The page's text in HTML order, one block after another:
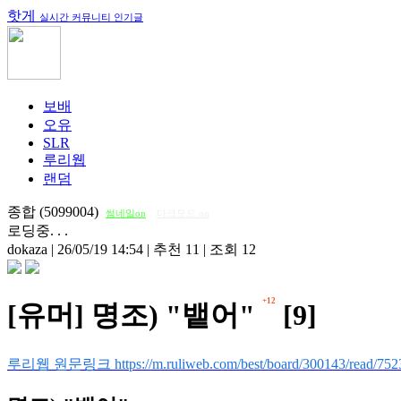
핫게 실시간 커뮤니티 인기글
보배
오유
SLR
루리웹
랜덤
종합 (5099004) 썸네일on
로딩중. . .
dokaza | 26/05/19 14:54 | 추천 11 | 조회 12
[유머] 명조) "뱉어" +12 [9]
루리웹 원문링크 https://m.ruliweb.com/best/board/300143/read/